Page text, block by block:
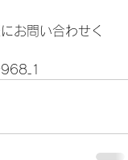
お問い合わせく